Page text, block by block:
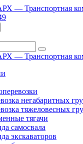
негабаритных
тяжеловесных
тягачи
самосвала
экскаваторов